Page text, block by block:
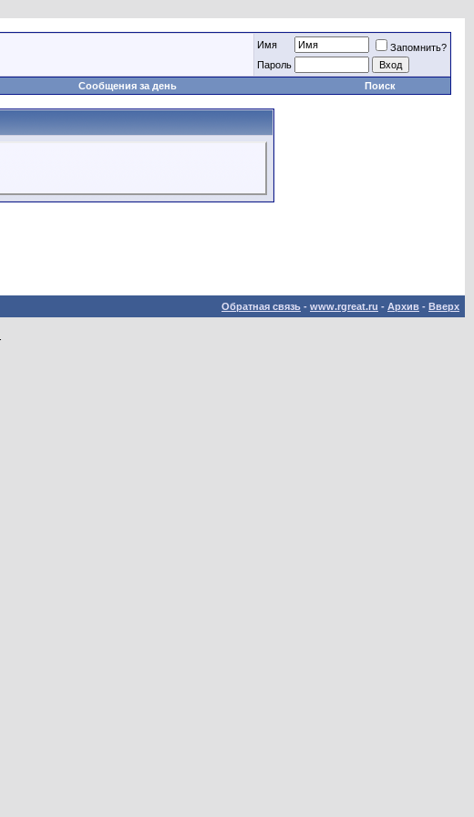
Имя
Запомнить?
Пароль
Сообщения за день Поиск
Обратная связь - www.rgreat.ru - Архив - Вверх